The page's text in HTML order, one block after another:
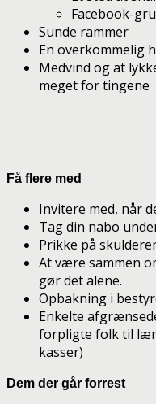
Facebook-
Sunde rammer
En overkommelig
Medvind og at
meget for tingene
Få flere med
Invitere med, når
Tag din nabo
Prikke på
At være sammen
gør det alene.
Opbakning i
Enkelte
forpligte folk til
kasser)
Dem der går forrest